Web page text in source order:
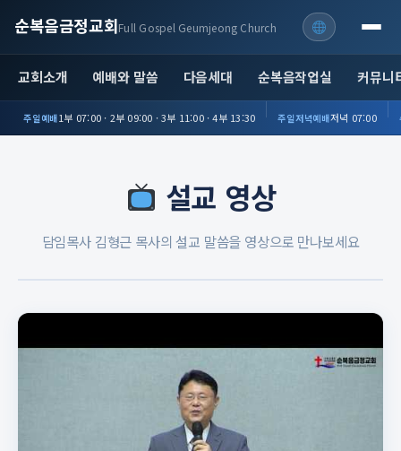
순복음금정교회Full Gospel Geumjeong Church
교회소개 예배와 말씀 다음세대 순복음작업실 커뮤니
주일예배1부 07:00 · 2부 09:00 · 3부 11:00 · 4부 13:30 주일저녁예배저녁 07:00
설교 영상
담임목사 김형근 목사의 설교 말씀을 영상으로 만나보세요